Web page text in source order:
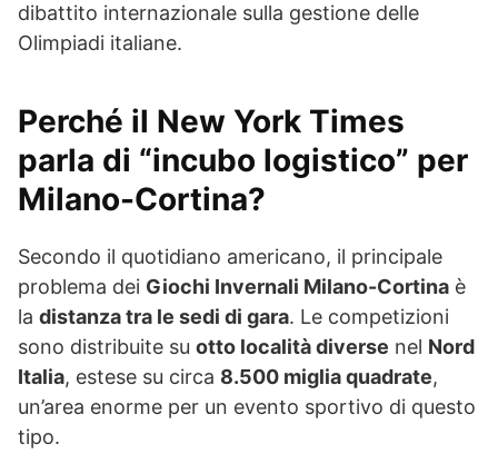
dibattito internazionale sulla gestione delle
Olimpiadi italiane.
Perché il New York Times
parla di “incubo logistico” per
Milano-Cortina?
Secondo il quotidiano americano, il principale
problema dei Giochi Invernali Milano-Cortina è
la distanza tra le sedi di gara. Le competizioni
sono distribuite su otto località diverse nel Nord
Italia, estese su circa 8.500 miglia quadrate,
un’area enorme per un evento sportivo di questo
tipo.